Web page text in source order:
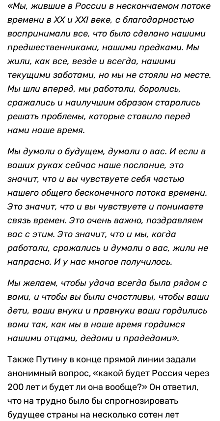
«Мы, жившие в России в нескончаемом потоке
времени в XX и XXI веке, с благодарностью
воспринимали все, что было сделано нашими
предшественниками, нашими предками. Мы
жили, как все, везде и всегда, нашими
текущими заботами, но мы не стояли на месте.
Мы шли вперед, мы работали, боролись,
сражались и наилучшим образом старались
решать проблемы, которые ставило перед
нами наше время.
Мы думали о будущем, думали о вас. И если в
ваших руках сейчас наше послание, это
значит, что и вы чувствуете себя частью
нашего общего бесконечного потока времени.
Это значит, что и вы чувствуете и понимаете
связь времен. Это очень важно, поздравляем
вас с этим. Это значит, что и мы, когда
работали, сражались и думали о вас, жили не
напрасно. И у нас многое получилось.
Мы желаем, чтобы удача всегда была рядом с
вами, и чтобы вы были счастливы, чтобы ваши
дети, ваши внуки и правнуки ваши гордились
вами так, как мы в наше время гордимся
нашими отцами, дедами и прадедами».
Также Путину в конце прямой линии задали
анонимный вопрос, «какой будет Россия через
200 лет и будет ли она вообще?» Он ответил,
что на трудно было бы спрогнозировать
будущее страны на несколько сотен лет